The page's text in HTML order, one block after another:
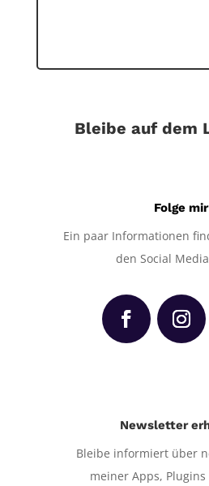
Bleibe auf dem
Folge mir
Ein paar Informationen
den Social
Newsletter
Bleibe informiert über
meiner Apps,